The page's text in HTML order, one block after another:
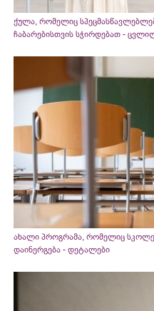
ქულა, რომელიც
ჩაბარებისთვის სჭირდებათ -
ახალი პროგრამა, რომელიც
დაინერგება - დეტალები